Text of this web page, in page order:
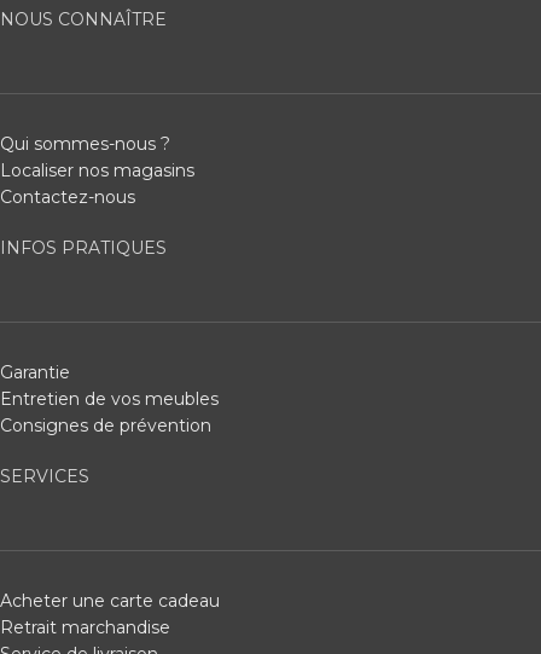
NOUS CONNAÎTRE
Qui sommes-nous ?
Localiser nos magasins
Contactez-nous
INFOS PRATIQUES
Garantie
Entretien de vos meubles
Consignes de prévention
SERVICES
Acheter une carte cadeau
Retrait marchandise